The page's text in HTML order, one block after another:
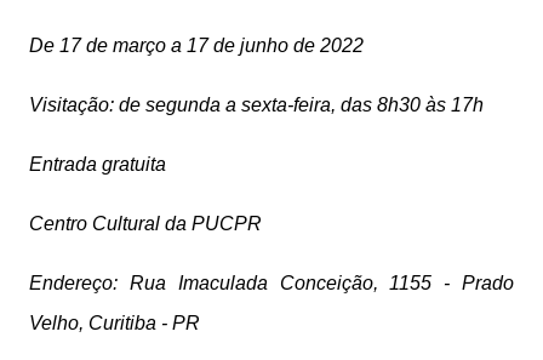
De 17 de março a 17 de junho de 2022
Visitação: de segunda a sexta-feira, das 8h30 às 17h
Entrada gratuita
Centro Cultural da PUCPR
Endereço: Rua Imaculada Conceição, 1155 - Prado
Velho, Curitiba - PR